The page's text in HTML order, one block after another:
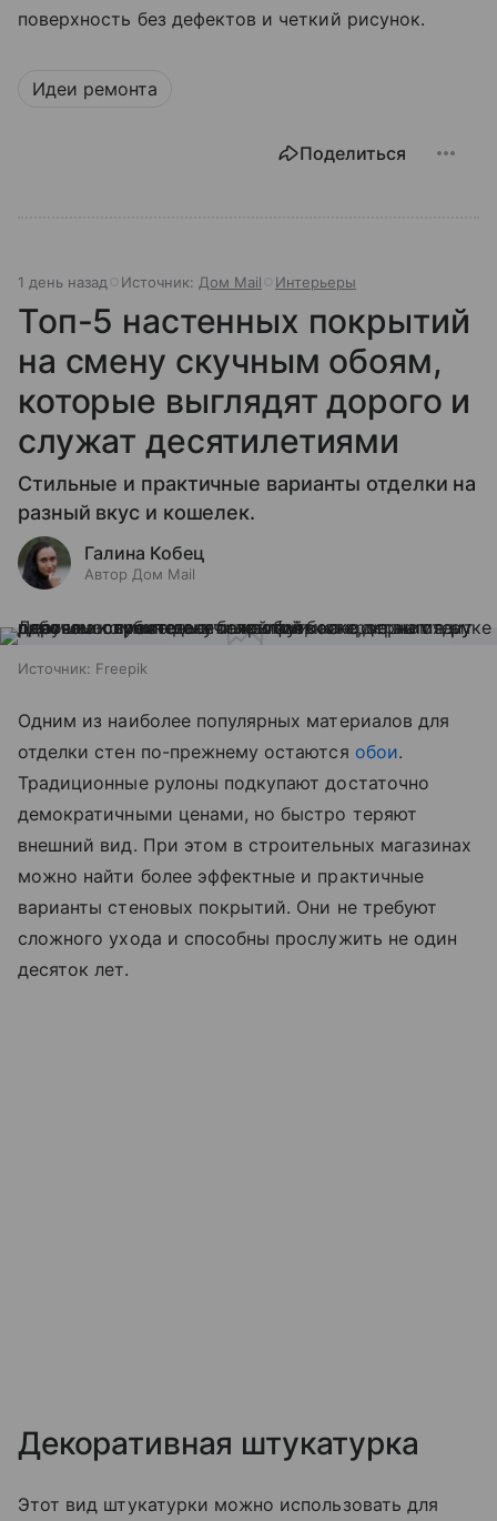
поверхность без дефектов и четкий рисунок.
Идеи ремонта
Поделиться
1 день назад Источник: Дом Mail Интерьеры
Топ-5 настенных покрытий
на смену скучным обоям,
которые выглядят дорого и
служат десятилетиями
Стильные и практичные варианты отделки на
разный вкус и кошелек.
Галина Кобец
Автор Дом Mail
Источник: Freepik
Одним из наиболее популярных материалов для
отделки стен по-прежнему остаются обои.
Традиционные рулоны подкупают достаточно
демократичными ценами, но быстро теряют
внешний вид. При этом в строительных магазинах
можно найти более эффектные и практичные
варианты стеновых покрытий. Они не требуют
сложного ухода и способны прослужить не один
десяток лет.
Декоративная штукатурка
Этот вид штукатурки можно использовать для